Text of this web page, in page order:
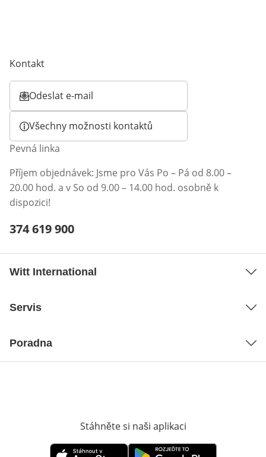
Kontakt
Odeslat e-mail
Otevírá e-mailového klienta
Všechny možnosti kontaktů
Pevná linka
Příjem objednávek: Jsme pro Vás Po – Pá od 8.00 –
20.00 hod. a v So od 9.00 – 14.00 hod. osobně k
dispozici!
Telefonní číslo:
374 619 900
Witt International
Servis
Poradna
Stáhněte si naši aplikaci